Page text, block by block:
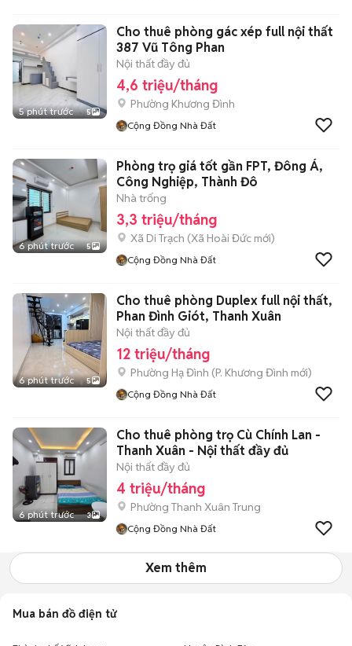
5 phút trước 5
Cho thuê phòng gác xép full nội thất
387 Vũ Tông Phan
Nội thất đầy đủ
4,6 triệu/tháng
Phường Khương Đình
Cộng Đồng Nhà Đất
6 phút trước 5
Phòng trọ giá tốt gần FPT, Đông Á,
Công Nghiệp, Thành Đô
Nhà trống
3,3 triệu/tháng
Xã Di Trạch (Xã Hoài Đức mới)
Cộng Đồng Nhà Đất
6 phút trước 5
Cho thuê phòng Duplex full nội thất,
Phan Đình Giót, Thanh Xuân
Nội thất đầy đủ
12 triệu/tháng
Phường Hạ Đình (P. Khương Đình mới)
Cộng Đồng Nhà Đất
6 phút trước 3
Cho thuê phòng trọ Cù Chính Lan -
Thanh Xuân - Nội thất đầy đủ
Nội thất đầy đủ
4 triệu/tháng
Phường Thanh Xuân Trung
Cộng Đồng Nhà Đất
Xem thêm
Mua bán đồ điện tử